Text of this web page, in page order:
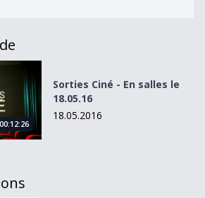
le 18.05.16
00:12:26
Sorties Ciné - En salles le
18.05.16
18.05.2016